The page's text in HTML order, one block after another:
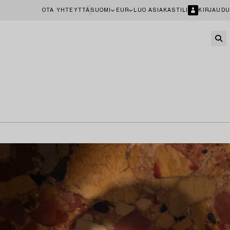
OTA YHTEYTTÄ SUOMI EUR LUO ASIAKASTILI KIRJAUDU